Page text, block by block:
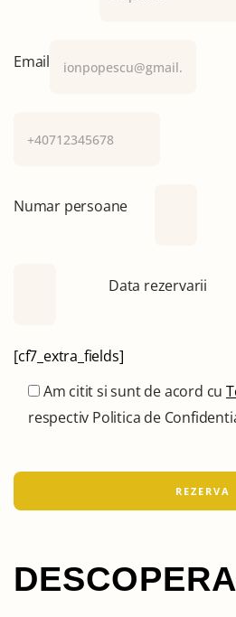
Email
Numar persoane
Data rezervarii
[cf7_extra_fields]
Am citit si sunt de acord cu
respectiv Politica de